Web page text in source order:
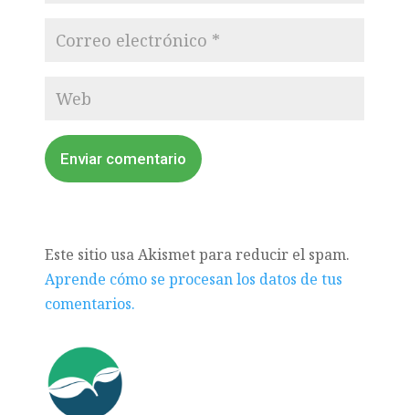
Enviar comentario
Este sitio usa Akismet para reducir el spam.
Aprende cómo se procesan los datos de tus
comentarios.